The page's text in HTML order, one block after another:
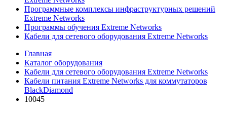
Программные комплексы инфраструктурных решений
Extreme Networks
Программы обучения Extreme Networks
Кабели для сетевого оборудования Extreme Networks
Главная
Каталог оборудования
Кабели для сетевого оборудования Extreme Networks
Кабели питания Extreme Networks для коммутаторов
BlackDiamond
10045